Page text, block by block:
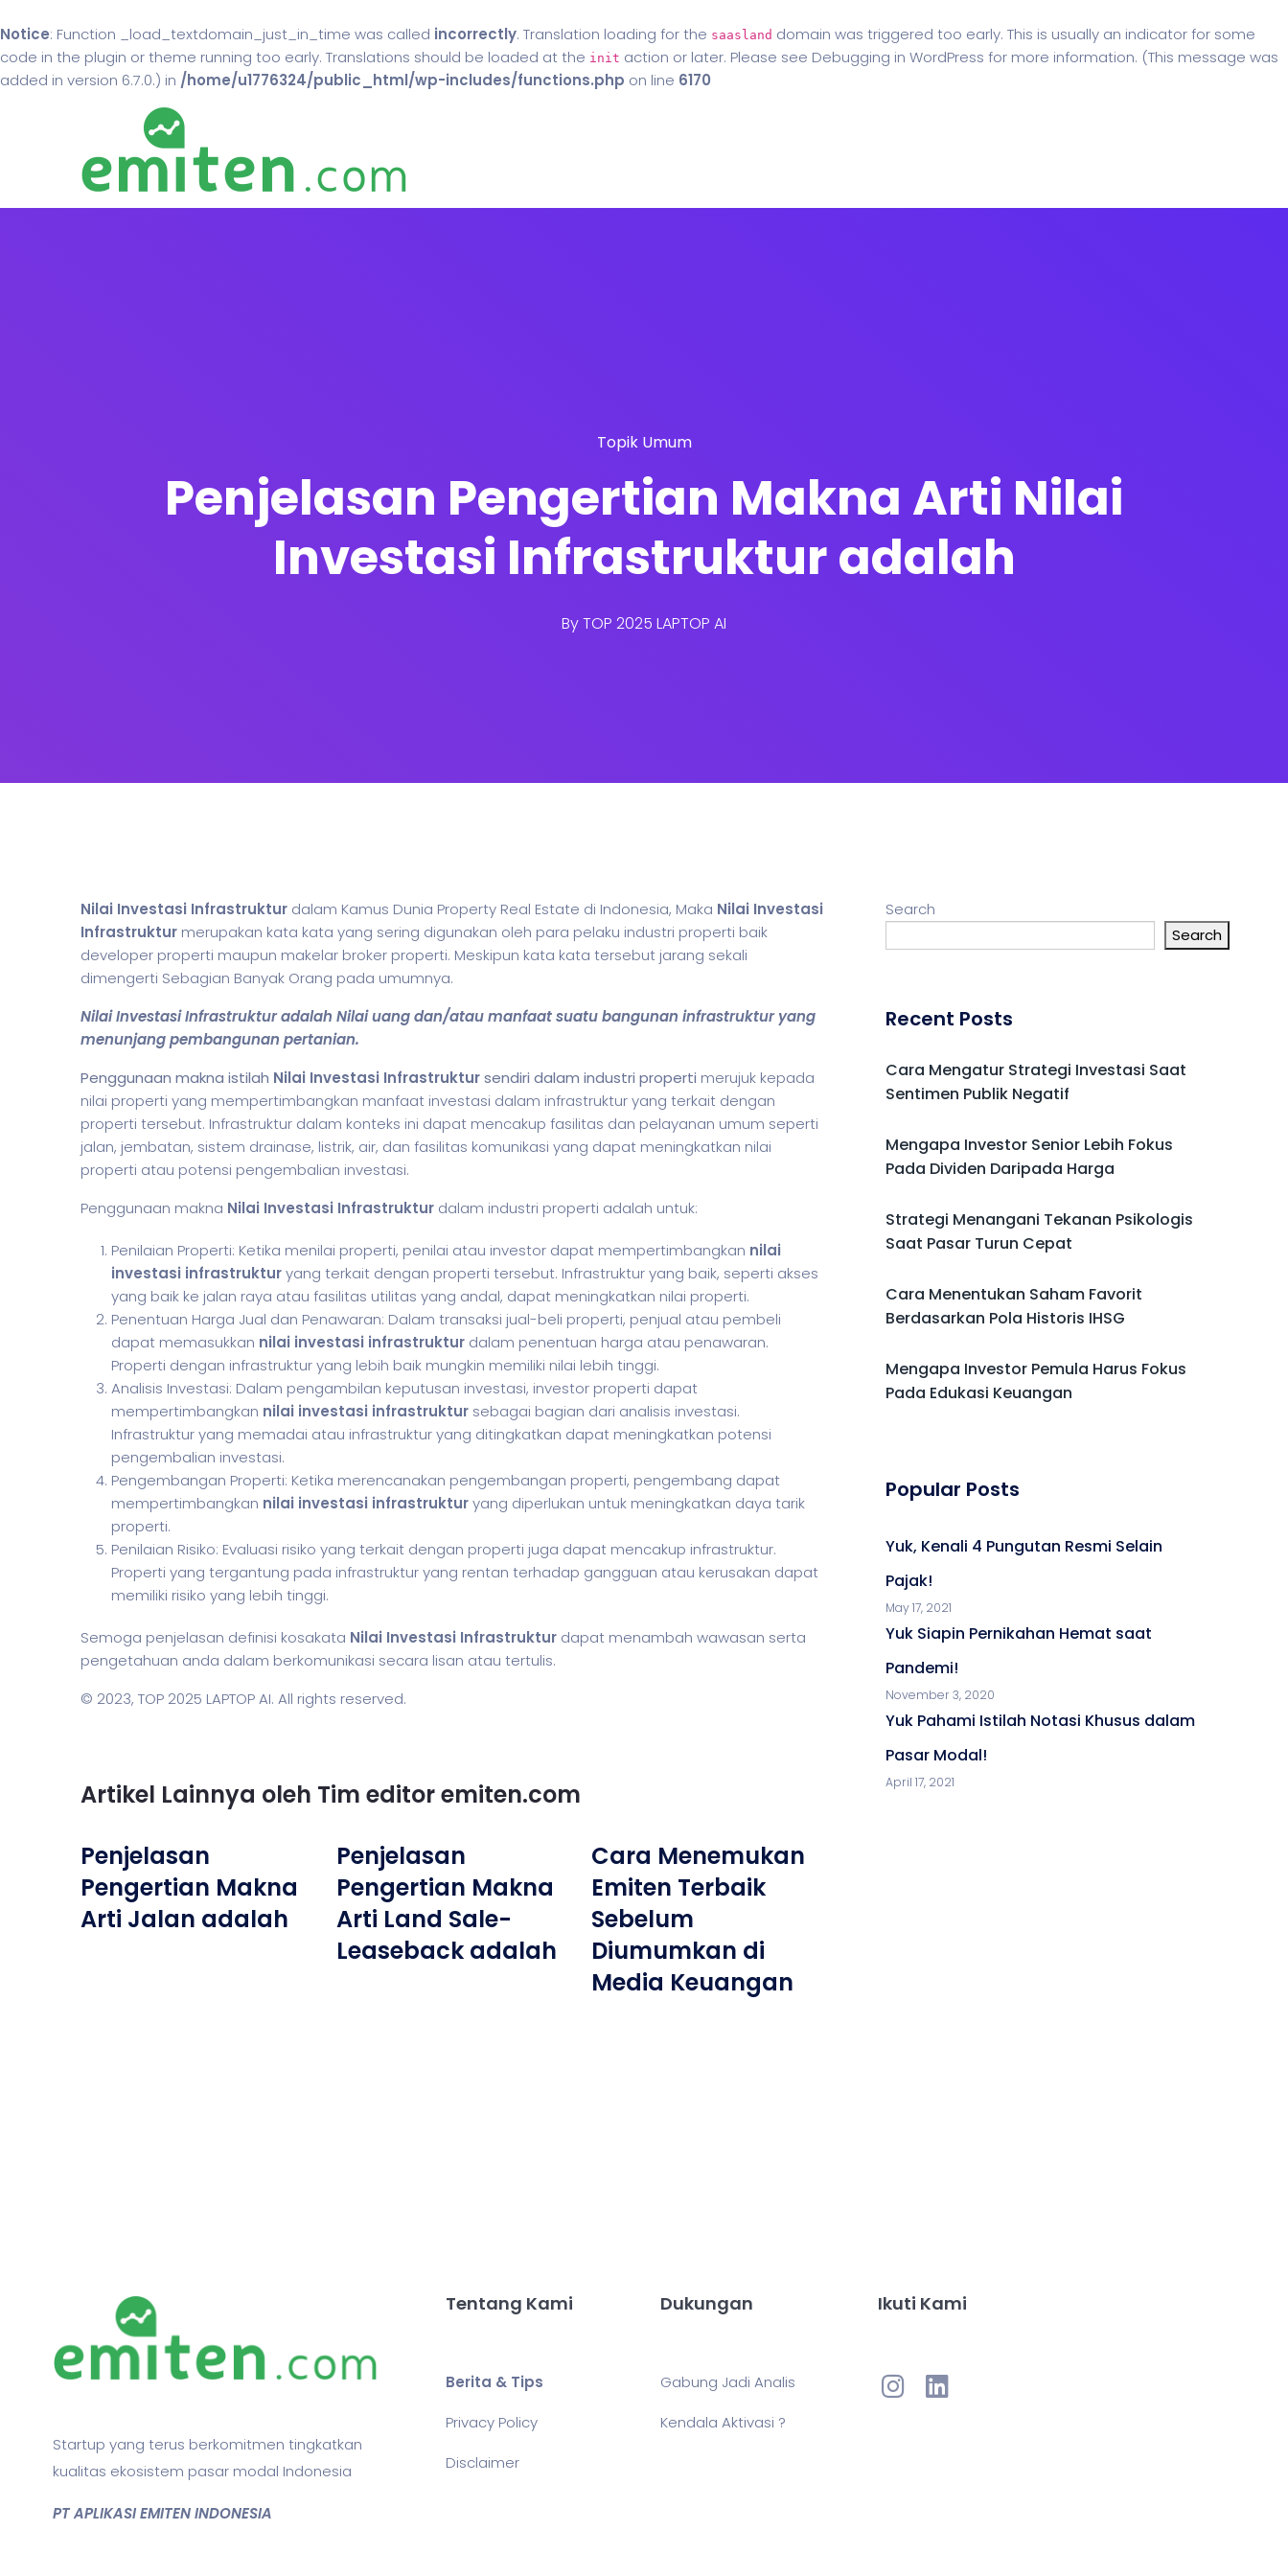
Notice: Function _load_textdomain_just_in_time was called incorrectly. Translation loading for the saasland domain was triggered too early. This is usually an indicator for some
code in the plugin or theme running too early. Translations should be loaded at the init action or later. Please see Debugging in WordPress for more information. (This message was
added in version 6.7.0.) in /home/u1776324/public_html/wp-includes/functions.php on line 6170
Topik Umum
Penjelasan Pengertian Makna Arti Nilai
Investasi Infrastruktur adalah
ByTOP 2025 LAPTOP AI
Nilai Investasi Infrastruktur dalam Kamus Dunia Property Real Estate di Indonesia, Maka Nilai Investasi
Infrastruktur merupakan kata kata yang sering digunakan oleh para pelaku industri properti baik
developer properti maupun makelar broker properti. Meskipun kata kata tersebut jarang sekali
dimengerti Sebagian Banyak Orang pada umumnya.
Nilai Investasi Infrastruktur adalah Nilai uang dan/atau manfaat suatu bangunan infrastruktur yang
menunjang pembangunan pertanian.
Penggunaan makna istilah Nilai Investasi Infrastruktursendiri dalam industri properti merujuk kepada
nilai properti yang mempertimbangkan manfaat investasi dalam infrastruktur yang terkait dengan
properti tersebut. Infrastruktur dalam konteks ini dapat mencakup fasilitas dan pelayanan umum seperti
jalan, jembatan, sistem drainase, listrik, air, dan fasilitas komunikasi yang dapat meningkatkan nilai
properti atau potensi pengembalian investasi.
Penggunaan makna Nilai Investasi Infrastruktur dalam industri properti adalah untuk:
Penilaian Properti: Ketika menilai properti, penilai atau investor dapat mempertimbangkan nilai
investasi infrastrukturyang terkait dengan properti tersebut. Infrastruktur yang baik, seperti akses
yang baik ke jalan raya atau fasilitas utilitas yang andal, dapat meningkatkan nilai properti.
Penentuan Harga Jual dan Penawaran: Dalam transaksi jual-beli properti, penjual atau pembeli
dapat memasukkan nilai investasi infrastruktur dalam penentuan harga atau penawaran.
Properti dengan infrastruktur yang lebih baik mungkin memiliki nilai lebih tinggi.
Analisis Investasi: Dalam pengambilan keputusan investasi, investor properti dapat
mempertimbangkan nilai investasi infrastruktur sebagai bagian dari analisis investasi.
Infrastruktur yang memadai atau infrastruktur yang ditingkatkan dapat meningkatkan potensi
pengembalian investasi.
Pengembangan Properti: Ketika merencanakan pengembangan properti, pengembang dapat
mempertimbangkan nilai investasi infrastrukturyang diperlukan untuk meningkatkan daya tarik
properti.
Penilaian Risiko: Evaluasi risiko yang terkait dengan properti juga dapat mencakup infrastruktur.
Properti yang tergantung pada infrastruktur yang rentan terhadap gangguan atau kerusakan dapat
memiliki risiko yang lebih tinggi.
Semoga penjelasan definisi kosakata Nilai Investasi Infrastruktur dapat menambah wawasan serta
pengetahuan anda dalam berkomunikasi secara lisan atau tertulis.
© 2023, TOP 2025 LAPTOP AI. All rights reserved.
Artikel Lainnya oleh Tim editor emiten.com
Penjelasan
Pengertian Makna
Arti Jalan adalah
Penjelasan
Pengertian Makna
Arti Land Sale-
Leaseback adalah
Cara Menemukan
Emiten Terbaik
Sebelum
Diumumkan di
Media Keuangan
Search
Search
Recent Posts
Cara Mengatur Strategi Investasi Saat
Sentimen Publik Negatif
Mengapa Investor Senior Lebih Fokus
Pada Dividen Daripada Harga
Strategi Menangani Tekanan Psikologis
Saat Pasar Turun Cepat
Cara Menentukan Saham Favorit
Berdasarkan Pola Historis IHSG
Mengapa Investor Pemula Harus Fokus
Pada Edukasi Keuangan
Popular Posts
Yuk, Kenali 4 Pungutan Resmi Selain
Pajak!
May 17, 2021
Yuk Siapin Pernikahan Hemat saat
Pandemi!
November 3, 2020
Yuk Pahami Istilah Notasi Khusus dalam
Pasar Modal!
April 17, 2021
Startup yang terus berkomitmen tingkatkan
kualitas ekosistem pasar modal Indonesia
PT APLIKASI EMITEN INDONESIA
Tentang Kami
Berita & Tips
Privacy Policy
Disclaimer
Dukungan
Gabung Jadi Analis
Kendala Aktivasi ?
Ikuti Kami